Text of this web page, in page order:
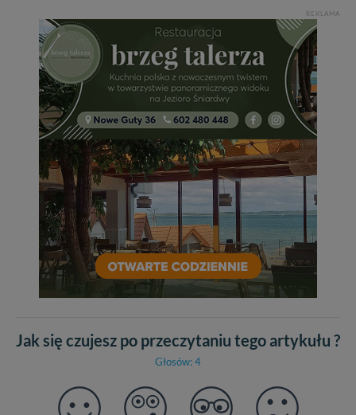
REKLAMA
Jak się czujesz po przeczytaniu tego artykułu ?
Głosów: 4